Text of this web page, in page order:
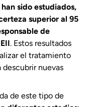
sido estudiados,
superior al 95
de
EII. Estos resultados
el tratamiento
nuevas
de este tipo de